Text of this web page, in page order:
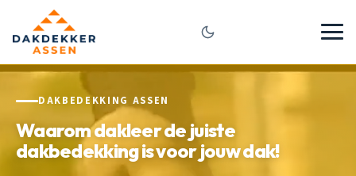
DAKBEDEKKING ASSEN
Waarom dakleer de juiste
dakbedekking is voor jouw dak!